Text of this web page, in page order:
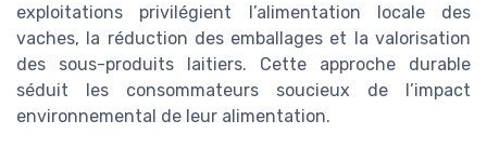
exploitations privilégient l’alimentation locale des
vaches, la réduction des emballages et la valorisation
des sous-produits laitiers. Cette approche durable
séduit les consommateurs soucieux de l’impact
environnemental de leur alimentation.